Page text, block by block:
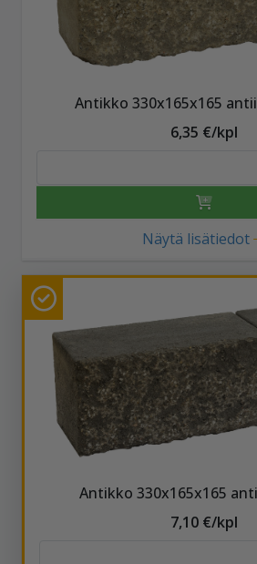
Antikko 330x165x165
6,35 €/kpl
Näytä lisätiedot
Antikko 330x165x165
7,10 €/kpl